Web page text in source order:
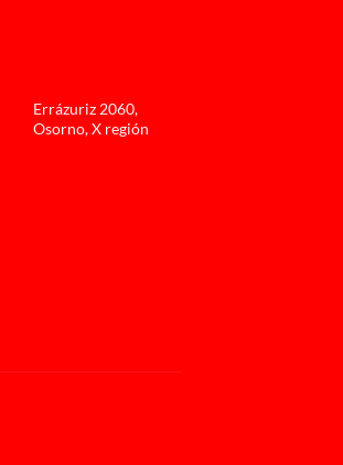
Errázuriz 2060,
Osorno, X región